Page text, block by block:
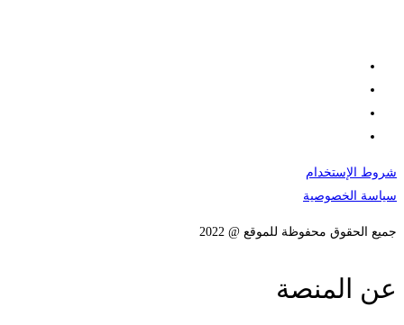
شروط الإستخدام
سياسة الخصوصية
جميع الحقوق محفوظة للموقع @ 2022
عن المنصة